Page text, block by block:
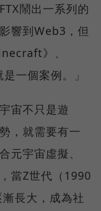
鬧出一系列的
響到Web3，但
》、
一個案例。」
宙不只是遊
，就需要有一
元宇宙虛擬、
當Z世代（1990
長大，成為社